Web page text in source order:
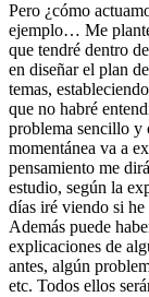
Pero ¿cómo
ejemplo… Me
que tendré dentro
en diseñar el plan
temas,
que no habré
problema sencillo y
momentánea va a
pensamiento me
estudio, según la
días iré viendo si
Además puede
explicaciones de
antes, algún
etc. Todos ellos